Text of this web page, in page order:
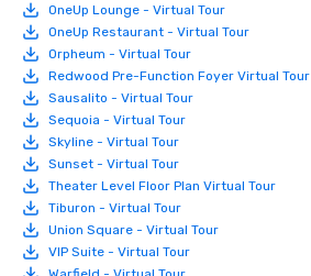
OneUp Lounge - Virtual Tour
OneUp Restaurant - Virtual Tour
Orpheum - Virtual Tour
Redwood Pre-Function Foyer Virtual Tour
Sausalito - Virtual Tour
Sequoia - Virtual Tour
Skyline - Virtual Tour
Sunset - Virtual Tour
Theater Level Floor Plan Virtual Tour
Tiburon - Virtual Tour
Union Square - Virtual Tour
VIP Suite - Virtual Tour